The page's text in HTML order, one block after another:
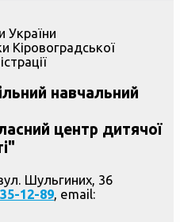
України
Кіровоградської
навчальний
центр дитячої
Шульгиних, 36
12-89, email: